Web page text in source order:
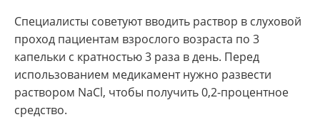
Специалисты советуют вводить раствор в слуховой
проход пациентам взрослого возраста по 3
капельки с кратностью 3 раза в день. Перед
использованием медикамент нужно развести
раствором NaCl, чтобы получить 0,2-процентное
средство.